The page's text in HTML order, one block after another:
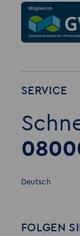
SERVICE
Deutsch
FOLGEN